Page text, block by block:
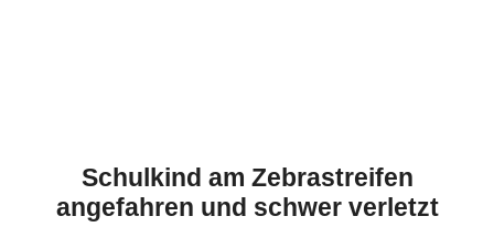
Schulkind am Zebrastreifen
angefahren und schwer verletzt